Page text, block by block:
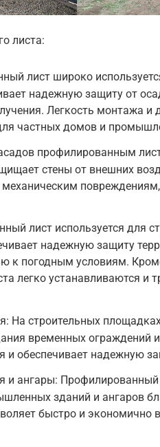
листа:
лист широко
надежную защиту от
Легкость монтажа и
частных домов и
профилированным
стены от внешних
лист используется для
надежную защиту
к погодным условиям.
легко устанавливаются и
На строительных
временных ограждений
и обеспечивает надежную
ангары: Профилированный
зданий и ангаров
быстро и экономично